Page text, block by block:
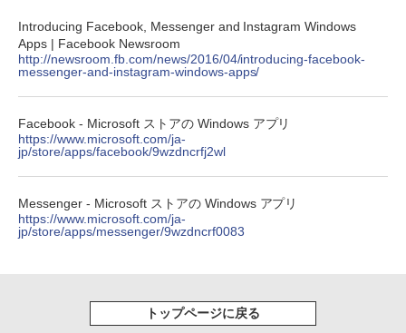
New Amazon Kindle Scribe Colorsoft |
11インチカラーディスプレイ、64GBスト
レージ、ノート機能搭載、明るさ自動調
整、色調調節ライト、プレミアムペン付
￥115,980
蔵 SD対応 ミストレグレー
￥12,900
Introducing Facebook, Messenger and Instagram Windows
Apps | Facebook Newsroom
http://newsroom.fb.com/news/2016/04/introducing-facebook-
messenger-and-instagram-windows-apps/
Facebook - Microsoft ストアの Windows アプリ
https://www.microsoft.com/ja-
jp/store/apps/facebook/9wzdncrfj2wl
Messenger - Microsoft ストアの Windows アプリ
https://www.microsoft.com/ja-
jp/store/apps/messenger/9wzdncrf0083
トップページに戻る